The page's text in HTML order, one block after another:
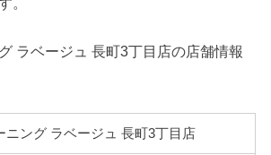
ラベージュ 長町3丁目店の店舗情報
ニング ラベージュ 長町3丁目店